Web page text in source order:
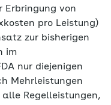
Erbringung von
pro Leistung)
zur bisherigen
im
nur diejenigen
Mehrleistungen
Regelleistungen,